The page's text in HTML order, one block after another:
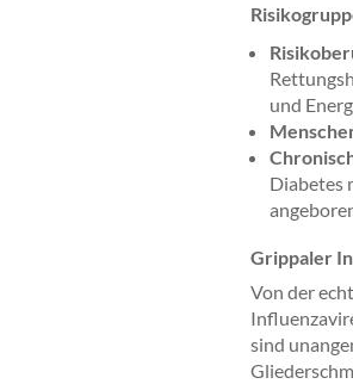
und
Diabetes
Grippaler
Von der
sind